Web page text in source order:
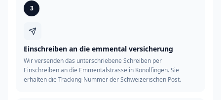
3
Einschreiben an die emmental versicherung
Wir versenden das unterschriebene Schreiben per
Einschreiben an die Emmentalstrasse in Konolfingen. Sie
erhalten die Tracking-Nummer der Schweizerischen Post.